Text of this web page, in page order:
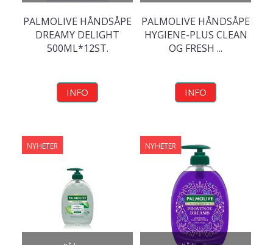
PALMOLIVE HÅNDSÅPE
DREAMY DELIGHT
500ML*12ST.
INFO
PALMOLIVE HÅNDSÅPE
HYGIENE-PLUS CLEAN
OG FRESH ...
INFO
NYHETER NYHETER